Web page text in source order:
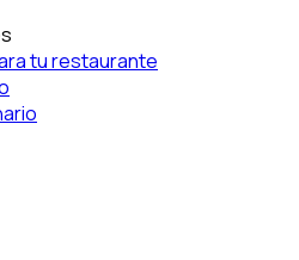
tu restaurante